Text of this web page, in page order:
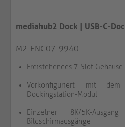
mediahub2 Dock | USB-C-
M2-ENC07-9940
Freistehendes 7-Slot Gehäuse
Vorkonfiguriert mit dem
Dockingstation-Modul
Einzelner 8K/5K-
Bildschirmausgänge